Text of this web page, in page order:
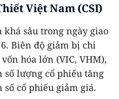
Việt Nam (CSI)
sâu trong ngày giao
Biên độ giảm bị chi
hóa lớn (VIC, VHM),
lượng cổ phiếu tăng
cổ phiếu giảm giá.